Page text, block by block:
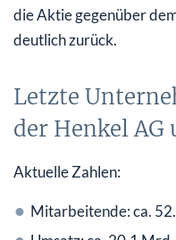
die Aktie gegenüber
deutlich zurück.
Letzte
der Henkel AG
Aktuelle Zahlen:
Mitarbeitende: ca.